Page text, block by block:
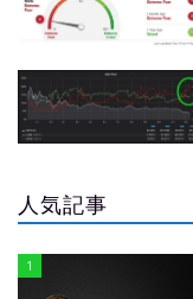
人気記事
1